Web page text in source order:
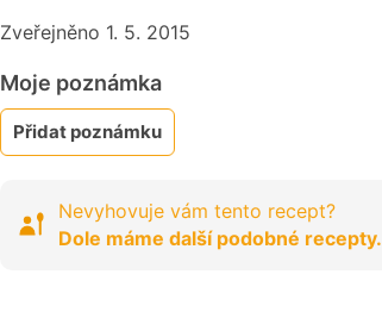
Zveřejněno 1. 5. 2015
Moje poznámka
Přidat poznámku
Nevyhovuje vám tento recept?
Dole máme další podobné recepty.